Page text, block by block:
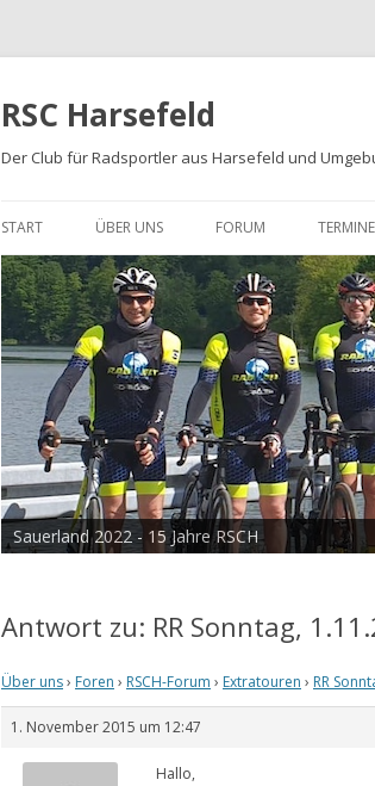
RSC Harsefeld
Der Club für Radsportler aus Harsefeld und
START ÜBER UNS
ÜBER UNS
UNSERE STRECKEN
FOTOALBEN
PRESSE
TRIKOTS
IMPRESSUM
FORUM TERMINE
Sauerland 2022 - 15 Jahre RSCH
Tour de Cux 2020
Antwort zu: RR Sonntag,
Über uns› Foren › RSCH-Forum › Extratouren › RR
1. November 2015 um 12:47
Hallo,